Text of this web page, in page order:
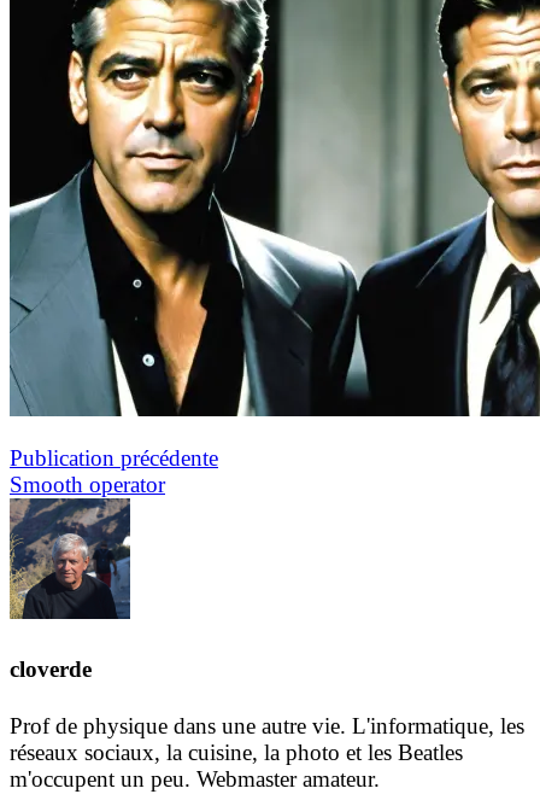
Navigation
de
l’article
Publication précédentePublication
Smooth operator
cloverde
Prof de physique dans une autre vie. L'informatique, les
réseaux sociaux, la cuisine, la photo et les Beatles
m'occupent un peu. Webmaster amateur.